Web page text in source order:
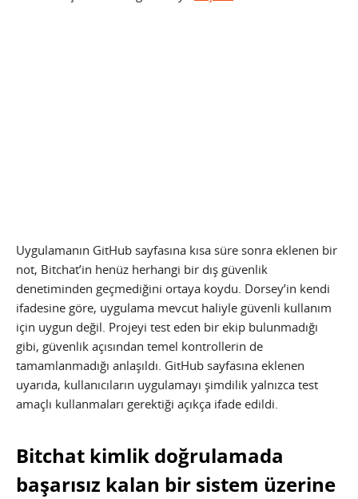
Uygulamanın GitHub sayfasına kısa süre sonra eklenen bir
not, Bitchat’in henüz herhangi bir dış güvenlik
denetiminden geçmediğini ortaya koydu. Dorsey’in kendi
ifadesine göre, uygulama mevcut haliyle güvenli kullanım
için uygun değil. Projeyi test eden bir ekip bulunmadığı
gibi, güvenlik açısından temel kontrollerin de
tamamlanmadığı anlaşıldı. GitHub sayfasına eklenen
uyarıda, kullanıcıların uygulamayı şimdilik yalnızca test
amaçlı kullanmaları gerektiği açıkça ifade edildi.
Bitchat kimlik doğrulamada
başarısız kalan bir sistem üzerine